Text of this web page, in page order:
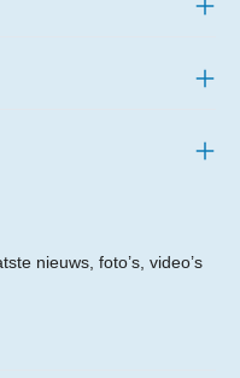
nieuws, foto’s, video’s